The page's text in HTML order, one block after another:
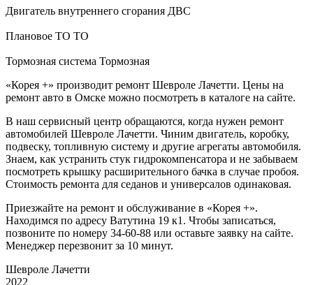
Двигатель внутреннего сгорания ДВС
Плановое ТО ТО
Тормозная система Тормозная
«Корея +» производит ремонт Шевроле Лачетти. Цены на
ремонт авто в Омске можно посмотреть в каталоге на сайте.
В наш сервисный центр обращаются, когда нужен ремонт
автомобилей Шевроле Лачетти. Чиним двигатель, коробку,
подвеску, топливную систему и другие агрегаты автомобиля.
Знаем, как устранить стук гидрокомпенсатора и не забываем
посмотреть крышку расширительного бачка в случае пробоя.
Стоимость ремонта для седанов и универсалов одинаковая.
Приезжайте на ремонт и обслуживание в «Корея +».
Находимся по адресу Ватутина 19 к1. Чтобы записаться,
позвоните по номеру 34-60-88 или оставьте заявку на сайте.
Менеджер перезвонит за 10 минут.
Шевроле Лачетти
2022